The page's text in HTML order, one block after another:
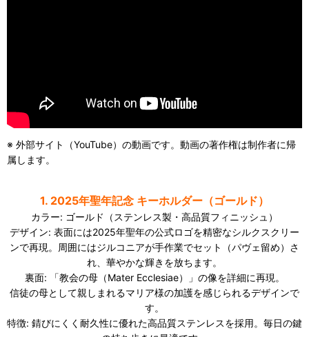
※ 外部サイト（YouTube）の動画です。動画の著作権は制作者に帰
属します。
1. 2025年聖年記念 キーホルダー（ゴールド）
カラー: ゴールド（ステンレス製・高品質フィニッシュ）
デザイン: 表面には2025年聖年の公式ロゴを精密なシルクスクリー
ンで再現。周囲にはジルコニアが手作業でセット（パヴェ留め）さ
れ、華やかな輝きを放ちます。
裏面: 「教会の母（Mater Ecclesiae）」の像を詳細に再現。
信徒の母として親しまれるマリア様の加護を感じられるデザインで
す。
特徴: 錆びにくく耐久性に優れた高品質ステンレスを採用。毎日の鍵